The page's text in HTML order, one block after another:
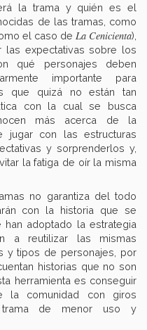
la trama y quién es el
de las tramas, como
el caso de La Cenicienta),
las expectativas sobre los
qué personajes deben
importante para
que quizá no están tan
con la cual se busca
más acerca de la
jugar con las estructuras
y sorprenderlos y,
la fatiga de oír la misma
no garantiza del todo
con la historia que se
han adoptado la estrategia
a reutilizar las mismas
y tipos de personajes, por
historias que no son
herramienta es conseguir
la comunidad con giros
trama de menor uso y